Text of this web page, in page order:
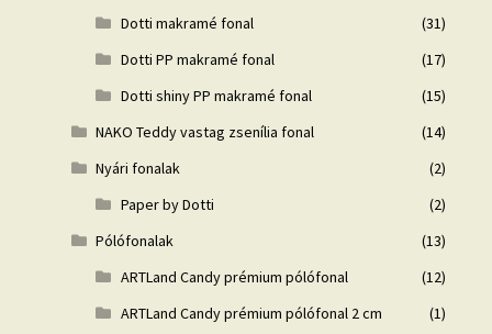
Dotti makramé fonal
(31)
Dotti PP makramé fonal
(17)
Dotti shiny PP makramé fonal
(15)
NAKO Teddy vastag zsenília fonal
(14)
Nyári fonalak
(2)
Paper by Dotti
(2)
Pólófonalak
(13)
ARTLand Candy prémium pólófonal
(12)
ARTLand Candy prémium pólófonal 2 cm
(1)